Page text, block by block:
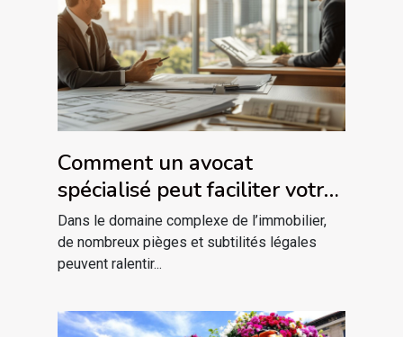
Comment un avocat
spécialisé peut faciliter votre
projet immobilier ?
Dans le domaine complexe de l’immobilier,
de nombreux pièges et subtilités légales
peuvent ralentir...